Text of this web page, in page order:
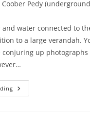
Coober Pedy
and water connected to
to a large verandah.
up photographs
Go
To